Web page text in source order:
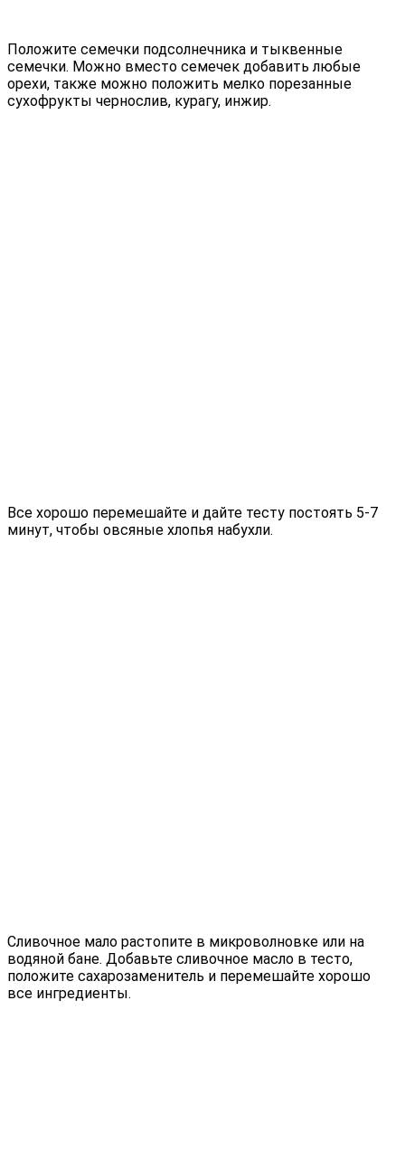
Положите семечки подсолнечника и тыквенные
семечки. Можно вместо семечек добавить любые
орехи, также можно положить мелко порезанные
сухофрукты чернослив, курагу, инжир.
Все хорошо перемешайте и дайте тесту постоять 5-7
минут, чтобы овсяные хлопья набухли.
Сливочное мало растопите в микроволновке или на
водяной бане. Добавьте сливочное масло в тесто,
положите сахарозаменитель и перемешайте хорошо
все ингредиенты.